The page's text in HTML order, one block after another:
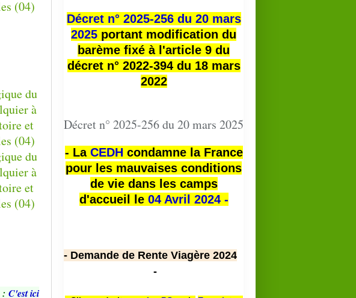
: C'est ici
Décret n° 2025-256 du 20 mars
2025 portant modification du
barème fixé à l'article 9 du
décret n° 2022-394 du 18 mars
2022
Décret n° 2025-256 du 20 mars 2025
- La CEDHcondamne la France
pour les mauvaises conditions
de vie dans les camps
d'accueil le 04 Avril 2024 -
- Demande de Rente Viagère 2024
-